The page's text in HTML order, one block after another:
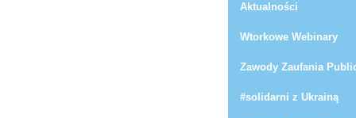
Aktualności
Wtorkowe Webinary
Zawody Zaufania
#solidarni z Ukrainą